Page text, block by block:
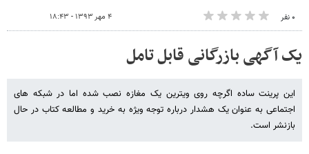
۰ نفر ۴ مهر ۱۳۹۳ - ۱۸:۴۳
یک آگهی بازرگانی قابل تامل
این پرینت ساده اگرچه روی ویترین یک مغازه نصب شده اما در شبکه های
اجتماعی به عنوان یک هشدار درباره توجه ویژه به خرید و مطالعه کتاب در حال
بازنشر است.